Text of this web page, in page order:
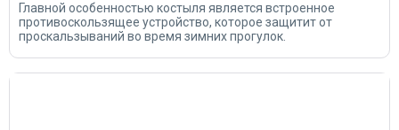
Главной особенностью костыля является встроенное
противоскользящее устройство, которое защитит от
проскальзываний во время зимних прогулок.